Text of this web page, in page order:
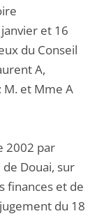
et 16
du Conseil
A,
M. et Mme A
2002 par
Douai, sur
finances et de
du 18